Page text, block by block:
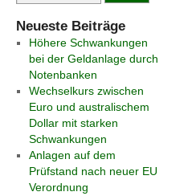
Neueste Beiträge
Höhere Schwankungen
bei der Geldanlage durch
Notenbanken
Wechselkurs zwischen
Euro und australischem
Dollar mit starken
Schwankungen
Anlagen auf dem
Prüfstand nach neuer EU
Verordnung